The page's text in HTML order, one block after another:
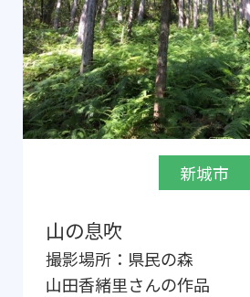
新城市
山の息吹
撮影場所： 県民の森
山田香緒里さんの作品